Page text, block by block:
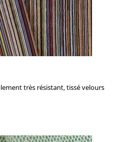
très résistant, tissé velours